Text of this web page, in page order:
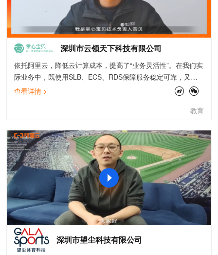
深圳市云领天下科技有限公司
依托阿里云，降低云计算成本，提高了“业务灵活性”。在我们实
际业务中，既使用SLB、ECS、RDS保障服务稳定可靠，又使
用MapReduce服务搭建稳定数据系统提供实时业务数据，使用
效防止资源盗链，并且落地实施云上日志审计，堡垒机，云防
三级合规》最佳实践的帮助下，掌心宝贝快速成功完成了国家
信息安全等级保护三级的认证，为建立安全、高效、干净的教
育行业迈出重要一步。
查看详情 >
教育
深圳市望尘科技有限公司